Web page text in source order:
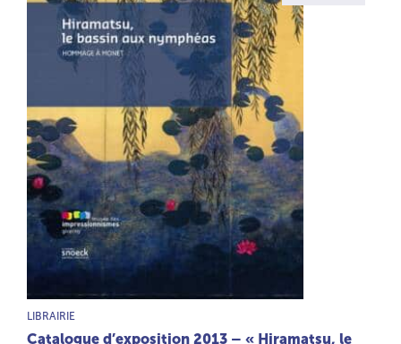
TYPE DE PRODUIT :
LIBRAIRIE
Catalogue d’exposition 2013 – « Hiramatsu, le